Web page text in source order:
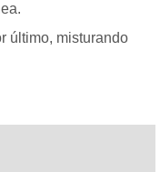
último, misturando